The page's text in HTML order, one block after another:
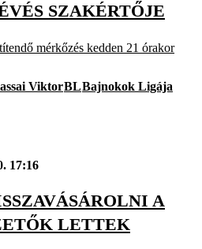
SZAKÉRTŐJE
mérkőzés kedden 21 órakor
ViktorBLBajnokok Ligája
17:16
A
LETTEK